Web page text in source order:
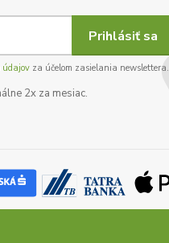
Prihlásiť sa
údajovza účelom zasielania newslettera.
2x za mesiac.